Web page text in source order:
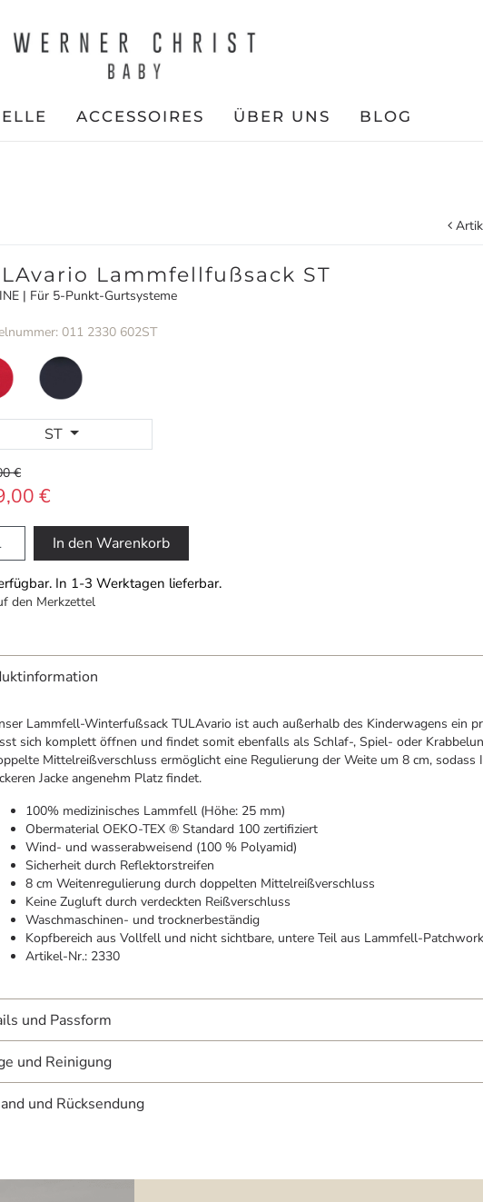
ACCESSOIRES ÜBER UNS BLOG
Lammfellfußsack ST
| Für 5-Punkt-Gurtsysteme
011 2330 602ST
ST
€
€
In den Warenkorb
In 1-3 Werktagen lieferbar.
den Merkzettel
Lammfell-Winterfußsack TULAvario ist auch außerhalb des Kinderwagens ein
sich komplett öffnen und findet somit ebenfalls als Schlaf-, Spiel- oder
Mittelreißverschluss ermöglicht eine Regulierung der Weite um 8 cm, sodass
Jacke angenehm Platz findet.
100% medizinisches Lammfell (Höhe: 25 mm)
Obermaterial OEKO-TEX ® Standard 100 zertifiziert
Wind- und wasserabweisend (100 % Polyamid)
Sicherheit durch Reflektorstreifen
8 cm Weitenregulierung durch doppelten Mittelreißverschluss
Keine Zugluft durch verdeckten Reißverschluss
Waschmaschinen- und trocknerbeständig
Kopfbereich aus Vollfell und nicht sichtbare, untere Teil aus Lammfell-
Artikel-Nr.: 2330
und Passform
und Reinigung
und Rücksendung